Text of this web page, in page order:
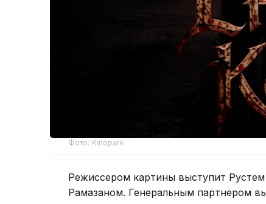
Фото: Kinopark
Режиссером картины выступит
Рамазаном. Генеральным партнером